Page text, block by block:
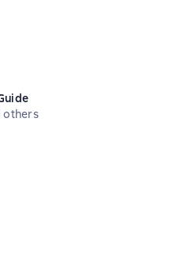
others
0 на основе 0 оценок